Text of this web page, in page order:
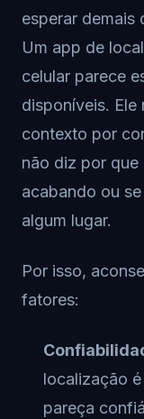
esperar demais
Um app de
celular parece
disponíveis. Ele
contexto por
não diz por que
acabando ou
algum lugar.
Por isso,
fatores:
localização
pareça